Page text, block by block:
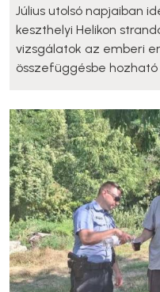
Július utolsó napjaiban
keszthelyi Helikon
vizsgálatok az emberi
összefüggésbe